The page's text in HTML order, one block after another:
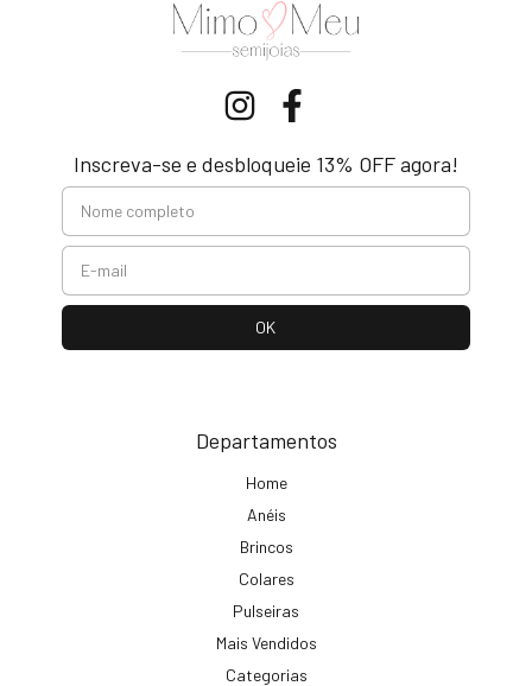
Inscreva-se e desbloqueie 13% OFF agora!
Departamentos
Home
Anéis
Brincos
Colares
Pulseiras
Mais Vendidos
Categorias